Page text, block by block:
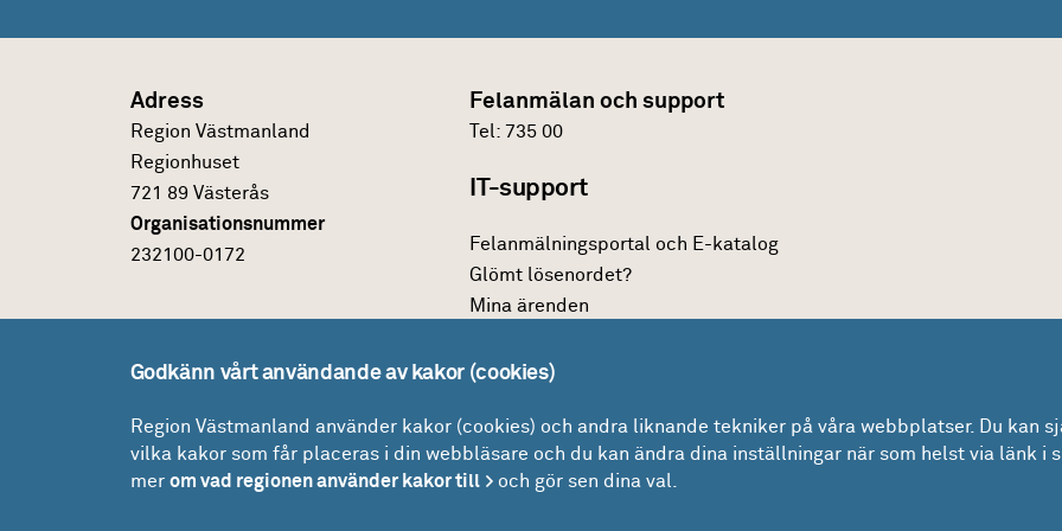
Adress
Region Västmanland
Regionhuset
721 89 Västerås
Organisationsnummer
232100-0172
Felanmälan och support
Tel:735 00
IT-support
Felanmälningsportal och E-katalog
Glömt lösenordet?
Mina ärenden
Lokaler
Drift - felanmälan och beställning
Driftinformation
Godkänn vårt användande av kakor (cookies)
Region Västmanland använder kakor (cookies) och andra liknande tekniker på våra webbplatser. Du kan
vilka kakor som får placeras i din webbläsare och du kan ändra dina inställningar när som helst via länk i
mer om vad regionen använder kakor till och gör sen dina val.